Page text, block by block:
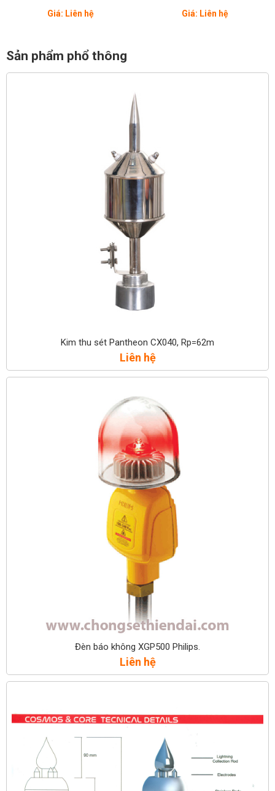
Giá: Liên hệ
Giá: Liên hệ
Sản phẩm phổ thông
Kim thu sét Pantheon CX040, Rp=62m
Liên hệ
Đèn báo không XGP500 Philips.
Liên hệ